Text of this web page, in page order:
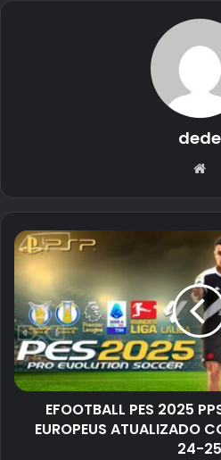
dede
EFOOTBALL PES 2025
EUROPEUS ATUALIZADO
24-25